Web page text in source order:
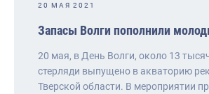
20 МАЯ 2021
Запасы Волги пополнили
20 мая, в День Волги, около 13
стерляди выпущено в акваторию
Тверской области. В мероприятии